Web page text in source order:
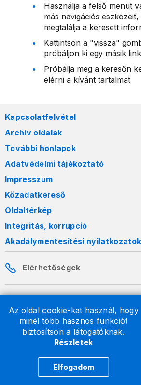
Az oldal cookie-kat használ, hogy
minél több hasznos funkciót
biztosítson a látogatóknak.
Részletek
Elfogadom
Használja a felső menüt
más navigációs
megtalálja a keresett
Kattintson a "vissza"
próbáljon ki egy másik
Próbálja meg a keresőn
elérni a kívánt tartalmat
Kapcsolatfelvétel
Archív oldalak
További honlapok
Adatvédelmi tájékoztató
Impresszum
Közadatkereső
Oldaltérkép
Integritás, korrupció
Akadálymentesítési nyilatkozatok
Elérhetőségek
A honlapon szereplő információk
formában szabadon terjeszthetők.
2026 © A Nemzeti Adó- és Vámhivatal
jogvédelem alatt állnak.